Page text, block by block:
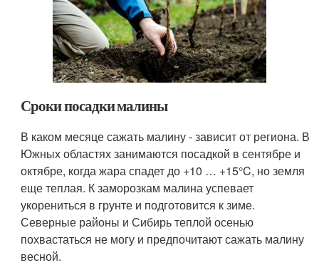
Сроки посадки малины
В каком месяце сажать малину - зависит от региона. В
Южных областях занимаются посадкой в сентябре и
октябре, когда жара спадет до +10 … +15°C, но земля
еще теплая. К заморозкам малина успевает
укорениться в грунте и подготовится к зиме.
Северные районы и Сибирь теплой осенью
похвастаться не могу и предпочитают сажать малину
весной.